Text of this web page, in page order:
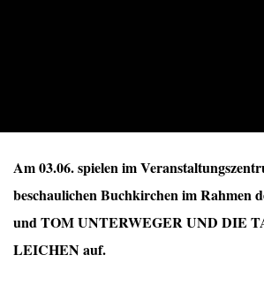
Am 03.06. spielen im
beschaulichen Buchkirchen im Rahmen
und TOM UNTERWEGER UND DIE
LEICHEN auf.